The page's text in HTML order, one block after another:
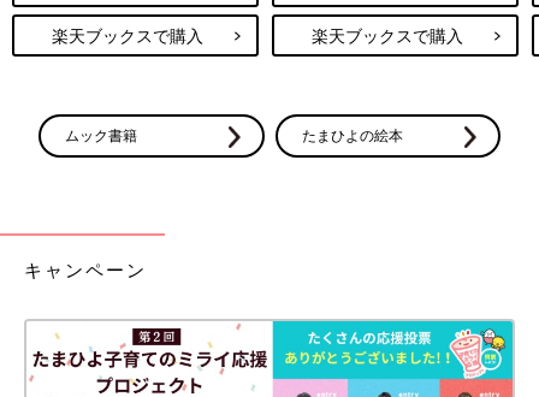
楽天ブックスで購入 楽天ブックスで購入
ムック書籍 たまひよの絵本
キャンペーン